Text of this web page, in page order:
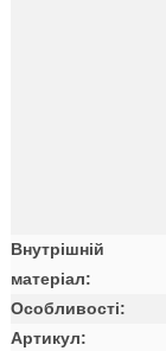
Внутрішній
матеріал:
Особливості:
Артикул: